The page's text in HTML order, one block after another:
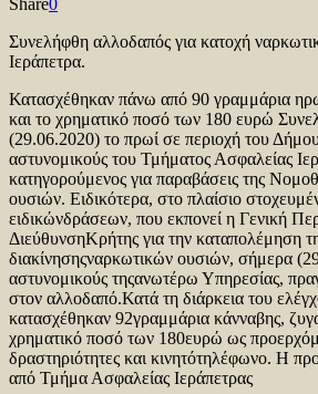
Συνελήφθη αλλοδαπός για κατοχή
Ιεράπετρα.
Κατασχέθηκαν πάνω από 90 γραμμάρια
και το χρηματικό ποσό των 180 ευρώ
(29.06.2020) το πρωί σε περιοχή του
αστυνομικούς του Τμήματος Ασφαλείας
κατηγορούμενος για παραβάσεις της
ουσιών. Ειδικότερα, στο πλαίσιο
ειδικώνδράσεων, που εκπονεί η Γενική
ΔιεύθυνσηΚρήτης για την καταπολέμηση
διακίνησηςναρκωτικών ουσιών, σήμερα
αστυνομικούς τηςανωτέρω Υπηρεσίας,
στον αλλοδαπό.Κατά τη διάρκεια του
κατασχέθηκαν 92γραμμάρια κάνναβης,
χρηματικό ποσό των 180ευρώ ως
δραστηριότητες και κινητότηλέφωνο. Η
από Τμήμα Ασφαλείας Ιεράπετρας